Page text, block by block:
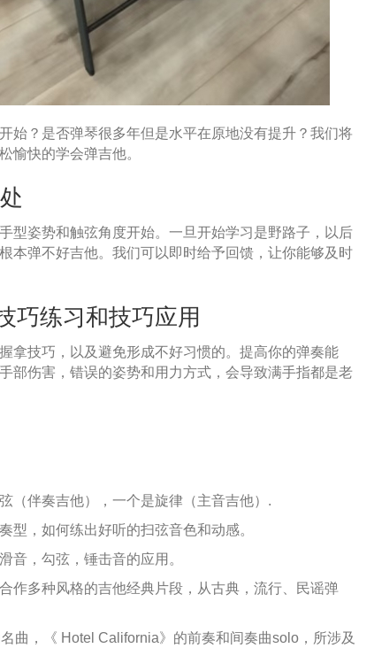
始？是否弹琴很多年但是水平在原地没有提升？我们将
愉快的学会弹吉他。
型姿势和触弦角度开始。一旦开始学习是野路子，以后
本弹不好吉他。我们可以即时给予回馈，让你能够及时
巧练习和技巧应用
拿技巧，以及避免形成不好习惯的。提高你的弹奏能
部伤害，错误的姿势和用力方式，会导致满手指都是老
（伴奏吉他），一个是旋律（主音吉他）.
型，如何练出好听的扫弦音色和动感。
音，勾弦，锤击音的应用。
作多种风格的吉他经典片段，从古典，流行、民谣弹
曲，《 Hotel California》的前奏和间奏曲solo，所涉及